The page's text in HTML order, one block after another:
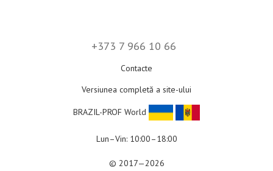
+373 7 966 10 66
Contacte
Versiunea completă a site-ului
BRAZIL-PROF World
Lun–Vin: 10:00–18:00
© 2017—2026